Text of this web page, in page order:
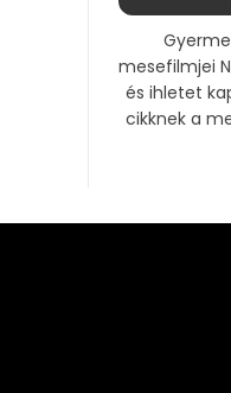
mesefilmjei
és ihletet
cikknek a